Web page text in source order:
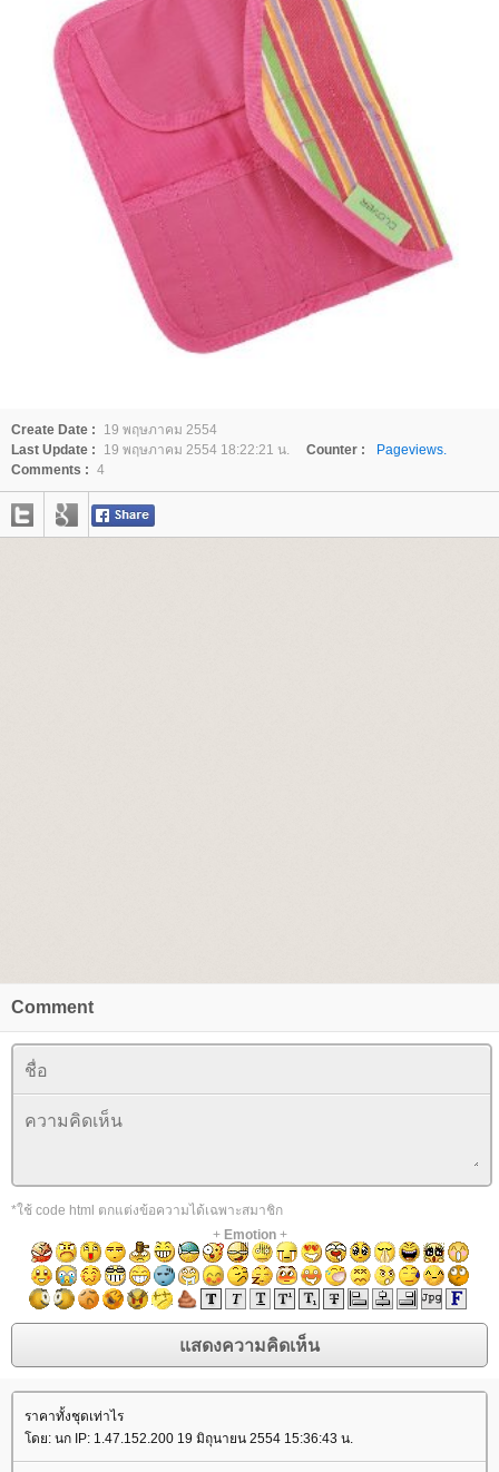
Create Date :
19 พฤษภาคม 2554
Last Update :
19 พฤษภาคม 2554 18:22:21 น. Counter :
Pageviews.
Comments : 4
Comment
*ใช้ code html ตกแต่งข้อความได้เฉพาะสมาชิก
+ Emotion+
ราคาทั้งชุดเท่าไร
ดย: นก IP: 1.47.152.200 19 มิถุนายน 2554 15:36:43 น.